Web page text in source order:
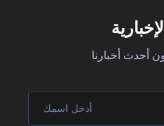
أحدث أخبارنا